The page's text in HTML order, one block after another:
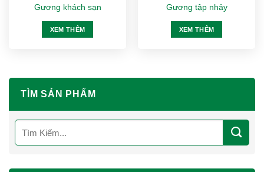
Gương khách sạn
XEM THÊM
Gương tập nhảy
XEM THÊM
TÌM SẢN PHẨM
Tìm
kiếm: